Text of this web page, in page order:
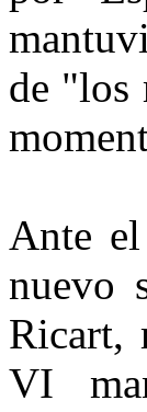
de "los
Ante
nuevo
Ricart,
VI